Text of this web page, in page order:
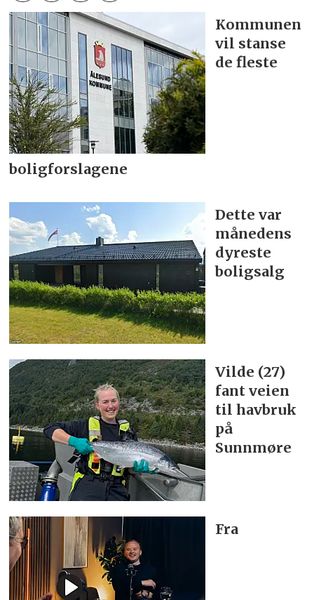
Kommunen
vil stanse
de fleste
boligforslagene
Dette var
månedens
dyreste
boligsalg
Vilde (27)
fant veien
til havbruk
på
Sunnmøre
Fra